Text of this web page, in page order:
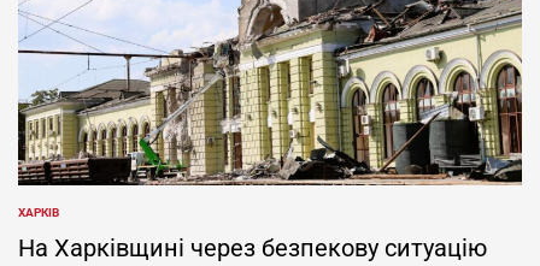
ОПУБЛІКУВАТИ
У
ХАРКІВ
На Харківщині через безпекову ситуацію